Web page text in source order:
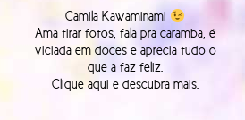
Camila Kawaminami
Ama tirar fotos, fala pra caramba, é
viciada em doces e aprecia tudo o
que a faz feliz.
Clique aqui e descubra mais.